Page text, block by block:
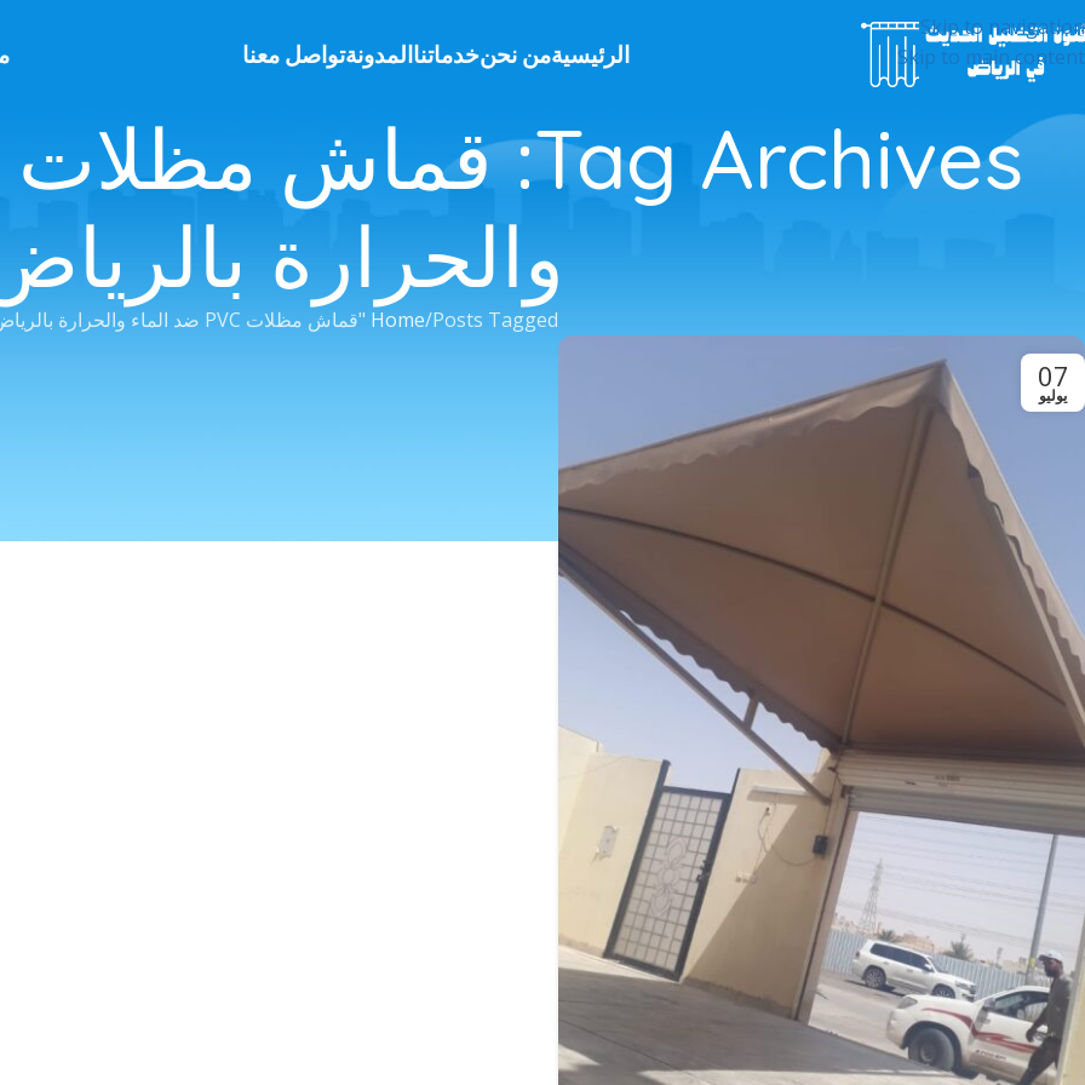
Skip to navigation
Skip to main content
الرئيسيةمن نحنخدماتناالمدونةتواصل معنا
والحرارة
Home Posts Tagged "قماش مظلات PVC ضد الماء والحرارة بالرياض"
07
يوليو